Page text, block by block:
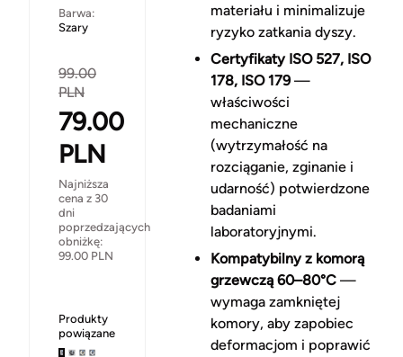
Barwa:
Szary
99.00
PLN
79.00
PLN
Najniższa
cena z 30
dni
poprzedzających
obniżkę:
99.00 PLN
Produkty
powiązane
materiału i minimalizuje
ryzyko zatkania dyszy.
Certyfikaty ISO 527, ISO
178, ISO 179—
właściwości
mechaniczne
(wytrzymałość na
rozciąganie, zginanie i
udarność) potwierdzone
badaniami
laboratoryjnymi.
Kompatybilny z komorą
grzewczą 60–80°C—
wymaga zamkniętej
komory, aby zapobiec
deformacjom i poprawić